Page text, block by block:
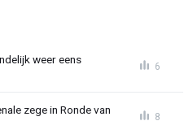
weer eens
6
zege in Ronde van
8